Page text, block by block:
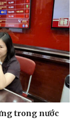
trong nước